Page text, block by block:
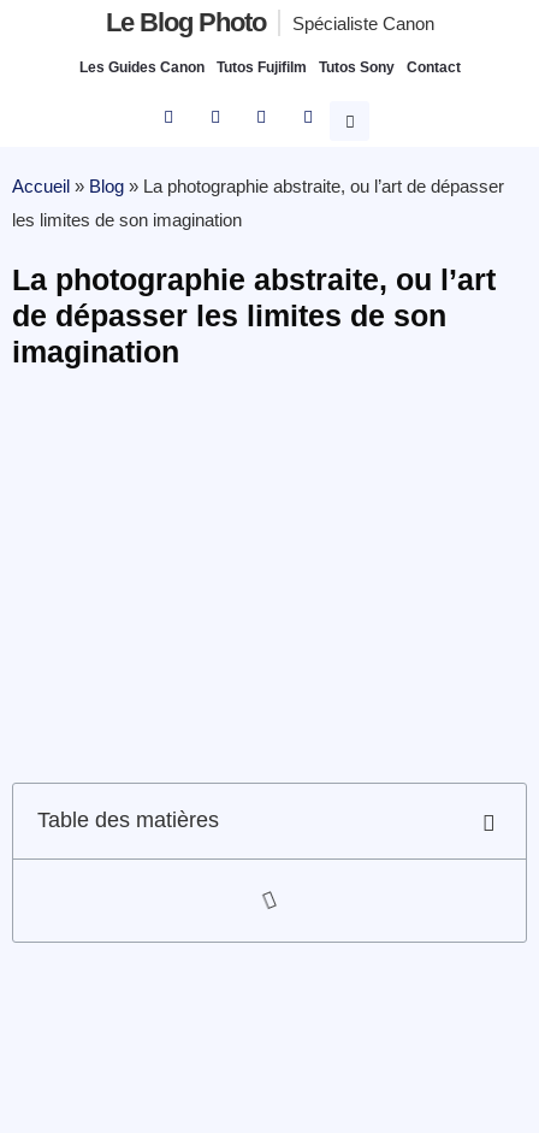
Le Blog Photo Spécialiste Canon
Les Guides Canon Tutos Fujifilm Tutos Sony Contact
Accueil » Blog » La photographie abstraite, ou l’art de dépasser
les limites de son imagination
La photographie abstraite, ou l’art
de dépasser les limites de son
imagination
Table des matières